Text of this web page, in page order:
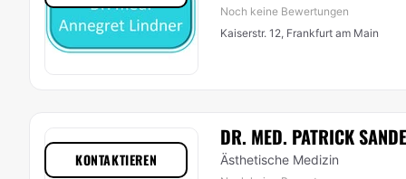
Noch keine Bewertungen
Kaiserstr. 12, Frankfurt am Main
DR. MED. PATRICK
Ästhetische Medizin
KONTAKTIEREN